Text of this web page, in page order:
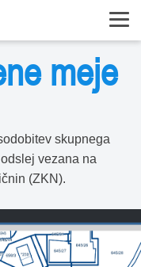
meje
skupnega
vezana na
(ZKN).